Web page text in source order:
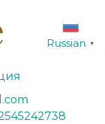
Russian ▼